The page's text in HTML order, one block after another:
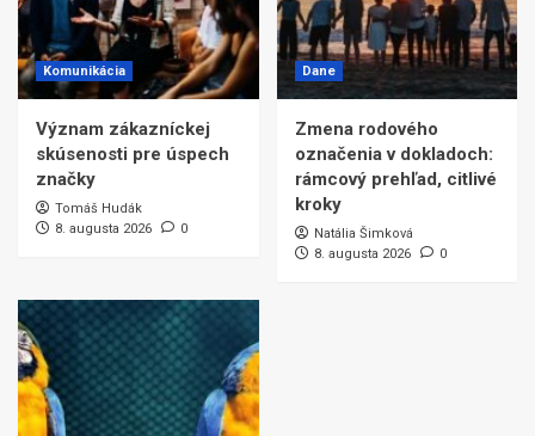
Komunikácia
Význam zákazníckej
skúsenosti pre úspech
značky
Tomáš Hudák
8. augusta 2026
0
Dane
Zmena rodového
označenia v dokladoch:
rámcový prehľad, citlivé
kroky
Natália Šimková
8. augusta 2026
0